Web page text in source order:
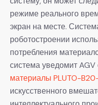
режиме реального
экран на месте.
роботостроении
потребления
система уведомит
материалы PLUTO-
искусственного